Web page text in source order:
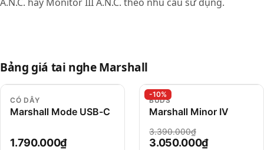
Bảng giá tai nghe Marshall
CÓ DÂY
Marshall Mode USB-C
1.790.000₫
-10%
BUDS
Marshall Minor IV
3.050.000₫
3.390.000₫